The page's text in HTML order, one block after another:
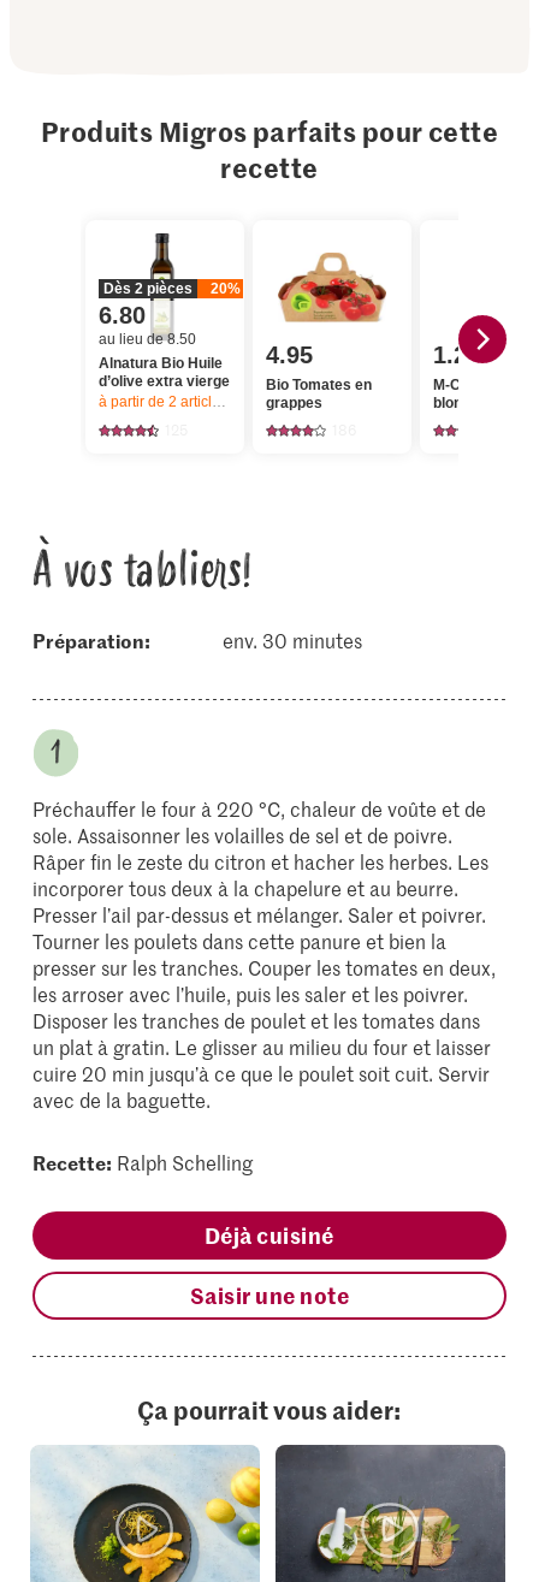
Produits Migros parfaits pour cette
recette
Dès 2 pièces 20%
6.80
au lieu de 8.50
Alnatura Bio Huile
d’olive extra vierge
à partir de 2 articles, Offre valable du 6.8 au 12.8.2026, jusqu’à
4.95
Bio Tomates en
grappes
1.20
M-Classic
blonde
À vos tabliers!
Préparation: env. 30 minutes
Préchauffer le four à 220 °C, chaleur de voûte et de
sole. Assaisonner les volailles de sel et de poivre.
Râper fin le zeste du citron et hacher les herbes. Les
incorporer tous deux à la chapelure et au beurre.
Presser l’ail par-dessus et mélanger. Saler et poivrer.
Tourner les poulets dans cette panure et bien la
presser sur les tranches. Couper les tomates en deux,
les arroser avec l’huile, puis les saler et les poivrer.
Disposer les tranches de poulet et les tomates dans
un plat à gratin. Le glisser au milieu du four et laisser
cuire 20 min jusqu’à ce que le poulet soit cuit. Servir
avec de la baguette.
Recette: Ralph Schelling
Déjà cuisiné
Saisir une note
Ça pourrait vous aider: